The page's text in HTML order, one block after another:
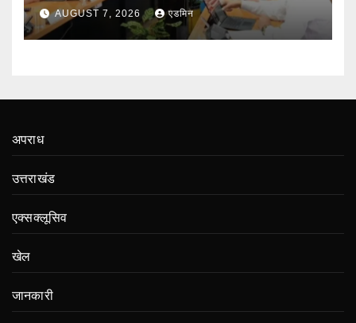
प्रस्तावों को मंजूरी
AUGUST 7, 2026 एडमिन
अपराध
उत्तराखंड
एक्सक्लूसिव
खेल
जानकारी